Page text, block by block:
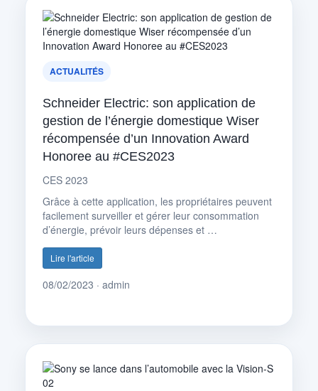
ACTUALITÉS
Schneider Electric: son application de
gestion de l’énergie domestique Wiser
récompensée d’un Innovation Award
Honoree au #CES2023
CES 2023
Grâce à cette application, les propriétaires peuvent
facilement surveiller et gérer leur consommation
d’énergie, prévoir leurs dépenses et …
Lire l'article
08/02/2023 · admin